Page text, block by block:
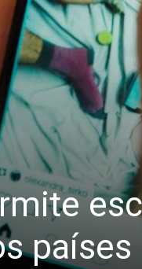
países